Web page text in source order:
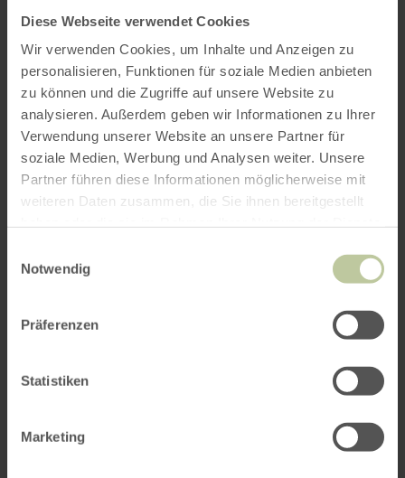
Diese Webseite verwendet Cookies
Wir verwenden Cookies, um Inhalte und Anzeigen zu
personalisieren, Funktionen für soziale Medien anbieten
zu können und die Zugriffe auf unsere Website zu
analysieren. Außerdem geben wir Informationen zu Ihrer
Verwendung unserer Website an unsere Partner für
soziale Medien, Werbung und Analysen weiter. Unsere
Partner führen diese Informationen möglicherweise mit
weiteren Daten zusammen, die Sie ihnen bereitgestellt
Notwendig
Präferenzen
Statistiken
Marketing
Gäste aus Nah und Fern sind wie immer herzlich
willkommen.
Wanderführerin: Elke Munkler, Tel. +49 (151)
63410344
Weitere Infos unter:www.eifelverein-daleiden-
dasburg.de
Impressionen